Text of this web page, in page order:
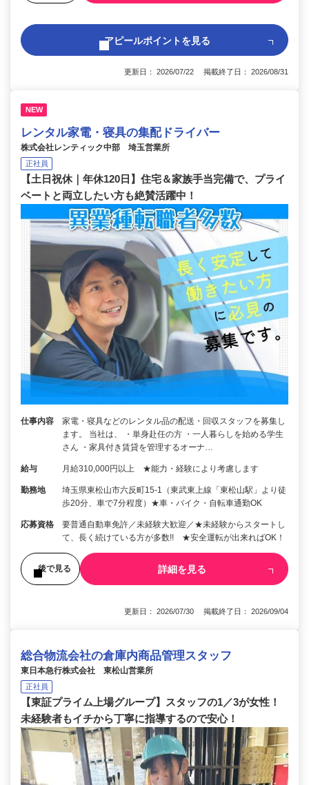
アピールポイントを見る
更新日： 2026/07/22 掲載終了日： 2026/08/31
NEW
レンタル家電・寝具の集配ドライバー
株式会社レンティック中部 埼玉営業所
正社員
【土日祝休｜年休120日】住宅＆家族手当完備で、プライ
ベートと両立したい方も絶賛活躍中！
仕事内容
家電・寝具などのレンタル品の配送・回収スタッフを募集し
ます。 当社は、 ・単身赴任の方 ・一人暮らしを始める学生
さん ・家具付き賃貸を管理するオーナ…
給与 月給310,000円以上 ★能力・経験により考慮します
勤務地
埼玉県東松山市六反町15-1（東武東上線「東松山駅」より徒
歩20分、車で7分程度）★車・バイク・自転車通勤OK
応募資格
要普通自動車免許／未経験大歓迎／★未経験からスタートし
て、長く続けている方が多数!! ★安全運転が出来ればOK！
後で見る 詳細を見る
更新日： 2026/07/30 掲載終了日： 2026/09/04
総合物流会社の倉庫内商品管理スタッフ
東日本急行株式会社 東松山営業所
正社員
【東証プライム上場グループ】スタッフの1／3が女性！
未経験者もイチから丁寧に指導するので安心！